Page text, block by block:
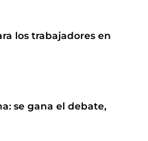
los trabajadores en
se gana el debate,